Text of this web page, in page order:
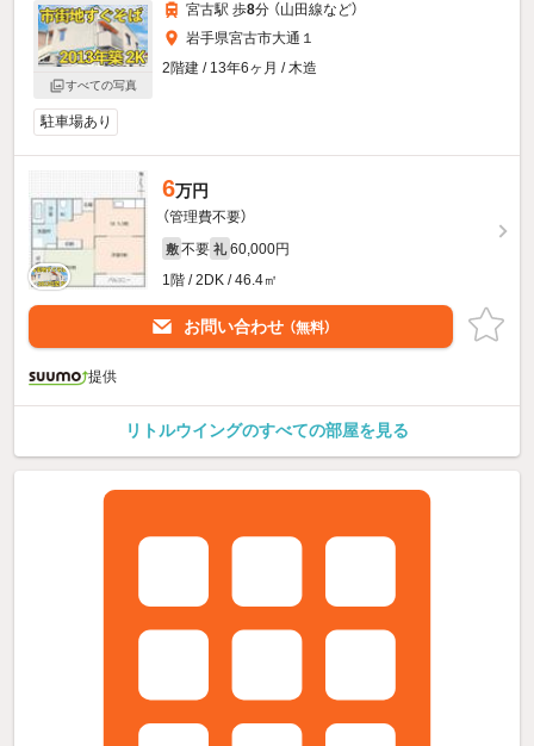
すべての写真
宮古駅 歩8分 （山田線など）
岩手県宮古市大通１
2階建 / 13年6ヶ月 / 木造
駐車場あり
6万円
（管理費不要）
敷 不要 礼 60,000円
1階 / 2DK / 46.4㎡
お問い合わせ （無料）
提供
リトルウイングのすべての部屋を見る